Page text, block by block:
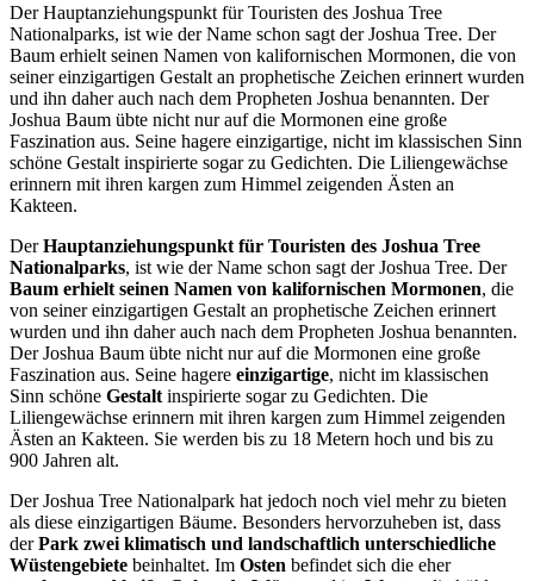
Der Hauptanziehungspunkt für Touristen des Joshua Tree
Nationalparks, ist wie der Name schon sagt der Joshua Tree. Der
Baum erhielt seinen Namen von kalifornischen Mormonen, die von
seiner einzigartigen Gestalt an prophetische Zeichen erinnert wurden
und ihn daher auch nach dem Propheten Joshua benannten. Der
Joshua Baum übte nicht nur auf die Mormonen eine große
Faszination aus. Seine hagere einzigartige, nicht im klassischen Sinn
schöne Gestalt inspirierte sogar zu Gedichten. Die Liliengewächse
erinnern mit ihren kargen zum Himmel zeigenden Ästen an
Kakteen.
DerHauptanziehungspunkt für Touristen des Joshua Tree
Nationalparks, ist wie der Name schon sagt der Joshua Tree. Der
Baum erhielt seinen Namen von kalifornischen Mormonen, die
von seiner einzigartigen Gestalt an prophetische Zeichen erinnert
wurden und ihn daher auch nach dem Propheten Joshua benannten.
Der Joshua Baum übte nicht nur auf die Mormonen eine große
Faszination aus. Seine hagere einzigartige, nicht im klassischen
Sinn schöne Gestalt inspirierte sogar zu Gedichten. Die
Liliengewächse erinnern mit ihren kargen zum Himmel zeigenden
Ästen an Kakteen. Sie werden bis zu 18 Metern hoch und bis zu
900 Jahren alt.
Der Joshua Tree Nationalpark hat jedoch noch viel mehr zu bieten
als diese einzigartigen Bäume. Besonders hervorzuheben ist, dass
derPark zwei klimatisch und landschaftlich unterschiedliche
Wüstengebiete beinhaltet. Im Osten befindet sich die eher